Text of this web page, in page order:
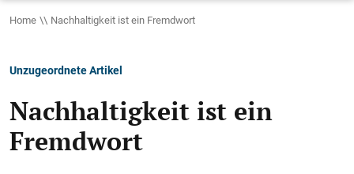
Home Nachhaltigkeit ist ein Fremdwort
Unzugeordnete Artikel
Nachhaltigkeit ist ein
Fremdwort